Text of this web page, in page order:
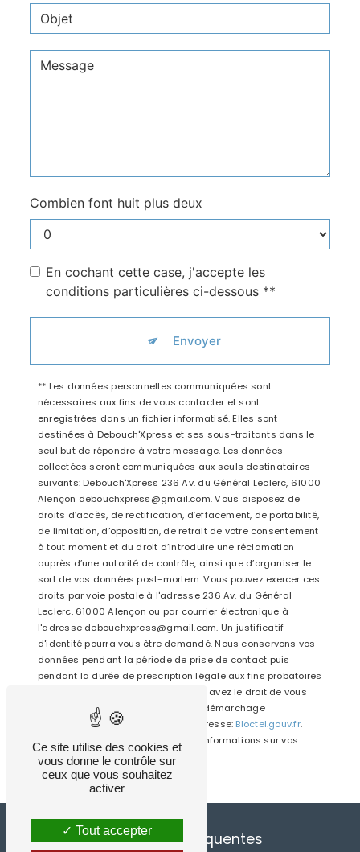
Combien font huit plus deux
En cochant cette case, j'accepte les
conditions particulières ci-dessous **
Envoyer
** Les données personnelles communiquées sont
nécessaires aux fins de vous contacter et sont
enregistrées dans un fichier informatisé. Elles sont
destinées à Debouch'Xpress et ses sous-traitants dans le
seul but de répondre à votre message. Les données
collectées seront communiquées aux seuls destinataires
suivants: Debouch'Xpress 236 Av. du Général Leclerc, 61000
Alençon debouchxpress@gmail.com. Vous disposez de
droits d’accès, de rectification, d’effacement, de portabilité,
de limitation, d’opposition, de retrait de votre consentement
à tout moment et du droit d’introduire une réclamation
auprès d’une autorité de contrôle, ainsi que d’organiser le
sort de vos données post-mortem. Vous pouvez exercer ces
droits par voie postale à l'adresse 236 Av. du Général
Leclerc, 61000 Alençon ou par courrier électronique à
l'adresse debouchxpress@gmail.com. Un justificatif
d'identité pourra vous être demandé. Nous conservons vos
données pendant la période de prise de contact puis
pendant la durée de prescription légale aux fins probatoires
et de gestion des contentieux. Vous avez le droit de vous
inscrire sur la liste d'opposition au démarchage
téléphonique, disponible à cette adresse:
Bloctel.gouv.fr.
Consultez le site cnil.fr pour plus d’informations sur vos
droits.
Recherches fréquentes
Ce site utilise des cookies et
vous donne le contrôle sur
ceux que vous souhaitez
activer
Tout accepter